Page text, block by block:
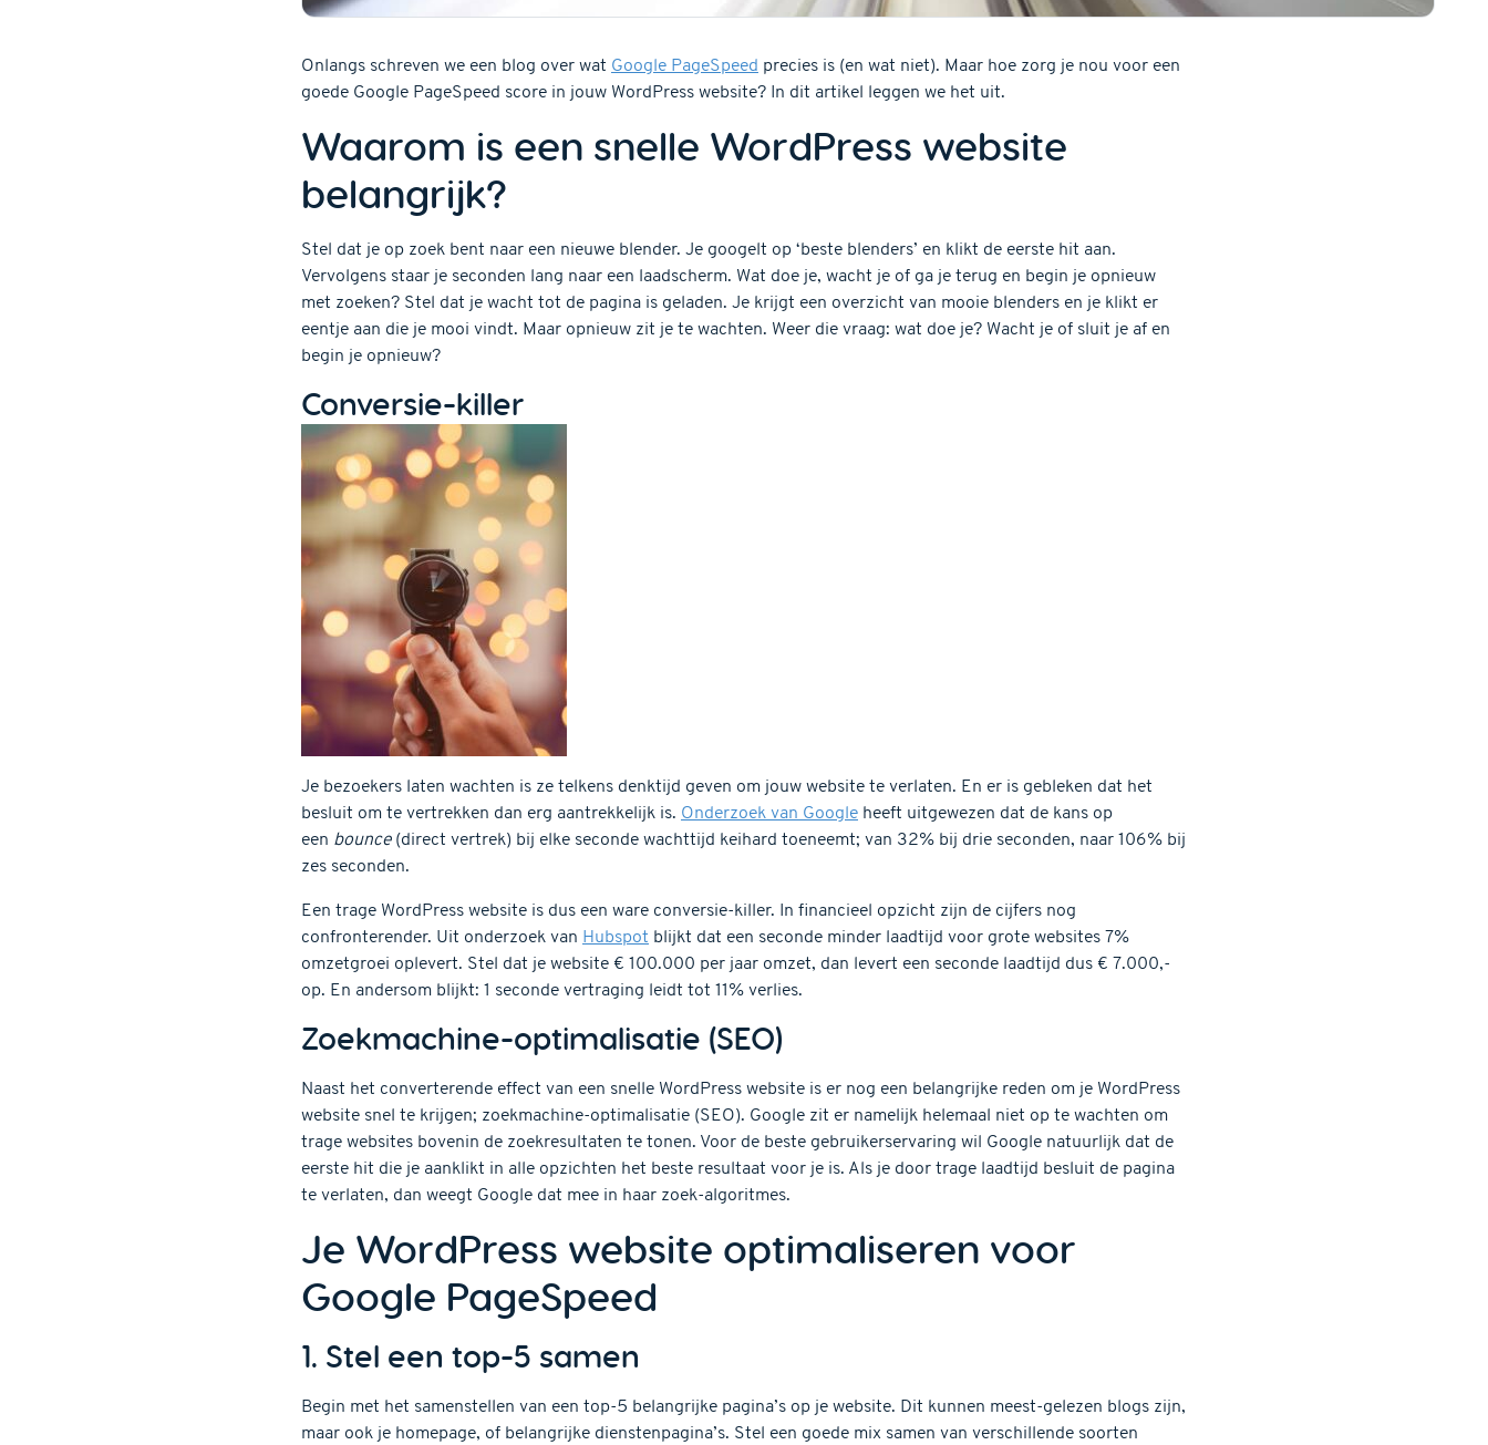
Onlangs schreven we een blog over wat Google PageSpeed precies is (en wat niet). Maar hoe zorg je nou voor een
goede Google PageSpeed score in jouw WordPress website? In dit artikel leggen we het uit.
Waarom is een snelle WordPress website
belangrijk?
Stel dat je op zoek bent naar een nieuwe blender. Je googelt op ‘beste blenders’ en klikt de eerste hit aan.
Vervolgens staar je seconden lang naar een laadscherm. Wat doe je, wacht je of ga je terug en begin je opnieuw
met zoeken? Stel dat je wacht tot de pagina is geladen. Je krijgt een overzicht van mooie blenders en je klikt er
eentje aan die je mooi vindt. Maar opnieuw zit je te wachten. Weer die vraag: wat doe je? Wacht je of sluit je af en
begin je opnieuw?
Conversie-killer
Je bezoekers laten wachten is ze telkens denktijd geven om jouw website te verlaten. En er is gebleken dat het
besluit om te vertrekken dan erg aantrekkelijk is. Onderzoek van Google heeft uitgewezen dat de kans op
een bounce(direct vertrek) bij elke seconde wachttijd keihard toeneemt; van 32% bij drie seconden, naar 106% bij
zes seconden.
Een trage WordPress website is dus een ware conversie-killer. In financieel opzicht zijn de cijfers nog
confronterender. Uit onderzoek van Hubspot blijkt dat een seconde minder laadtijd voor grote websites 7%
omzetgroei oplevert. Stel dat je website € 100.000 per jaar omzet, dan levert een seconde laadtijd dus € 7.000,-
op. En andersom blijkt: 1 seconde vertraging leidt tot 11% verlies.
Zoekmachine-optimalisatie (SEO)
Naast het converterende effect van een snelle WordPress website is er nog een belangrijke reden om je WordPress
website snel te krijgen; zoekmachine-optimalisatie (SEO). Google zit er namelijk helemaal niet op te wachten om
trage websites bovenin de zoekresultaten te tonen. Voor de beste gebruikerservaring wil Google natuurlijk dat de
eerste hit die je aanklikt in alle opzichten het beste resultaat voor je is. Als je door trage laadtijd besluit de pagina
te verlaten, dan weegt Google dat mee in haar zoek-algoritmes.
Je WordPress website optimaliseren voor
Google PageSpeed
1. Stel een top-5 samen
Begin met het samenstellen van een top-5 belangrijke pagina’s op je website. Dit kunnen meest-gelezen blogs zijn,
maar ook je homepage, of belangrijke dienstenpagina’s. Stel een goede mix samen van verschillende soorten